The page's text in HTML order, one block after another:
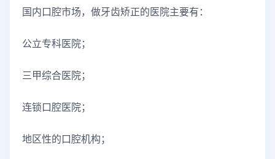
国内口腔市场，做牙齿矫正的医院主要有：
公立专科医院；
三甲综合医院；
连锁口腔医院；
地区性的口腔机构；